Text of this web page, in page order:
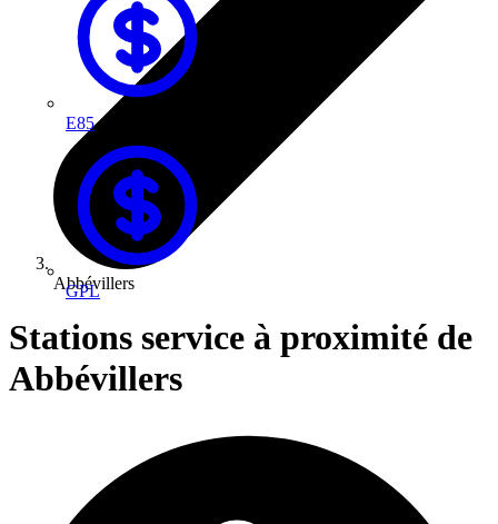
E85
GPL
Abbévillers
Stations service à proximité de
Abbévillers